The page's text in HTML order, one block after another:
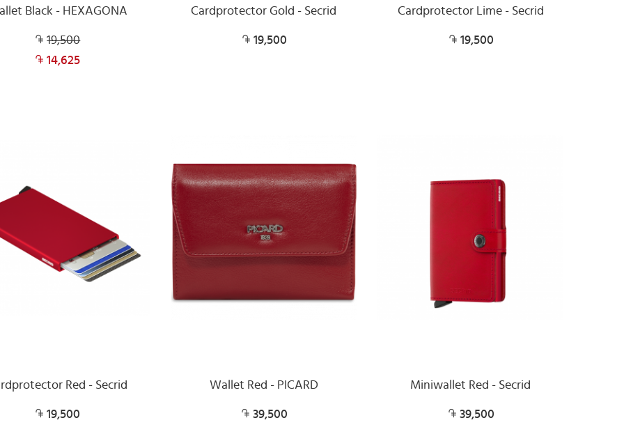
Black - HEXAGONA
19,500
14,625
Cardprotector Gold - Secrid
19,500
Cardprotector Lime - Secrid
19,500
Red - Secrid
19,500
Wallet Red - PICARD
39,500
Miniwallet Red - Secrid
39,500